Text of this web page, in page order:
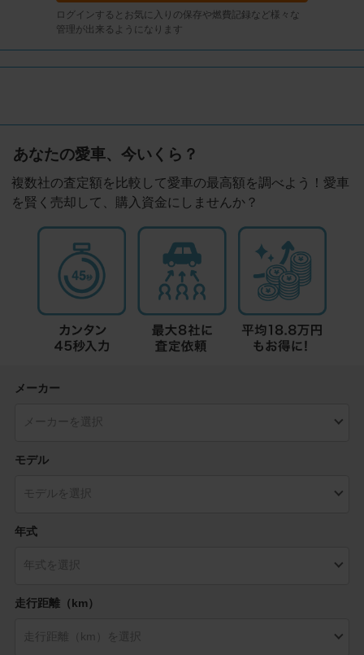
ログインするとお気に入りの保存や燃費記録など様々な
管理が出来るようになります
あなたの愛車、今いくら？
複数社の査定額を比較して愛車の最高額を調べよう！愛車
を賢く売却して、購入資金にしませんか？
メーカー
モデル
年式
走行距離（km）